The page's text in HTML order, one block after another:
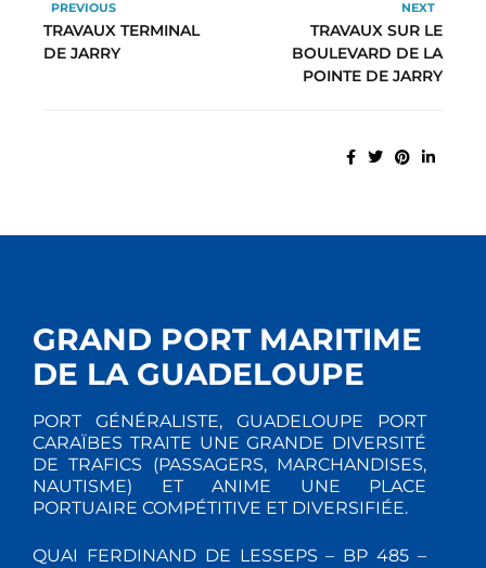
PREVIOUS
TRAVAUX TERMINAL
DE JARRY
NEXT
TRAVAUX SUR LE
BOULEVARD DE LA
POINTE DE JARRY
GRAND PORT MARITIME
DE LA GUADELOUPE
PORT GÉNÉRALISTE, GUADELOUPE PORT
CARAÏBES TRAITE UNE GRANDE DIVERSITÉ
DE TRAFICS (PASSAGERS, MARCHANDISES,
NAUTISME) ET ANIME UNE PLACE
PORTUAIRE COMPÉTITIVE ET DIVERSIFIÉE.
QUAI FERDINAND DE LESSEPS – BP 485 –